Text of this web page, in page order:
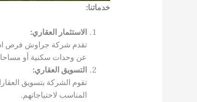
خدماتنا:
الاستثمار العقاري:
تقدم شركة جراوش فرص
عن وحدات سكنية أو
التسويق العقاري:
تقوم الشركة بتسويق
المناسب لاحتياجاتهم.